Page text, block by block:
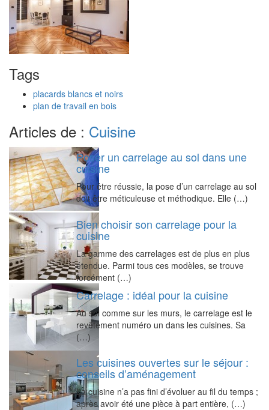
Tags
placards blancs et noirs
plan de travail en bois
Articles de : Cuisine
Poser un carrelage au sol dans une
cuisine
Pour être réussie, la pose d’un carrelage au sol
doit être méticuleuse et méthodique. Elle (…)
Bien choisir son carrelage pour la
cuisine
La gamme des carrelages est de plus en plus
étendue. Parmi tous ces modèles, se trouve
forcément (…)
Carrelage : idéal pour la cuisine
Au sol comme sur les murs, le carrelage est le
revêtement numéro un dans les cuisines. Sa
(…)
Les cuisines ouvertes sur le séjour :
conseils d’aménagement
La cuisine n’a pas fini d’évoluer au fil du temps ;
après avoir été une pièce à part entière, (…)